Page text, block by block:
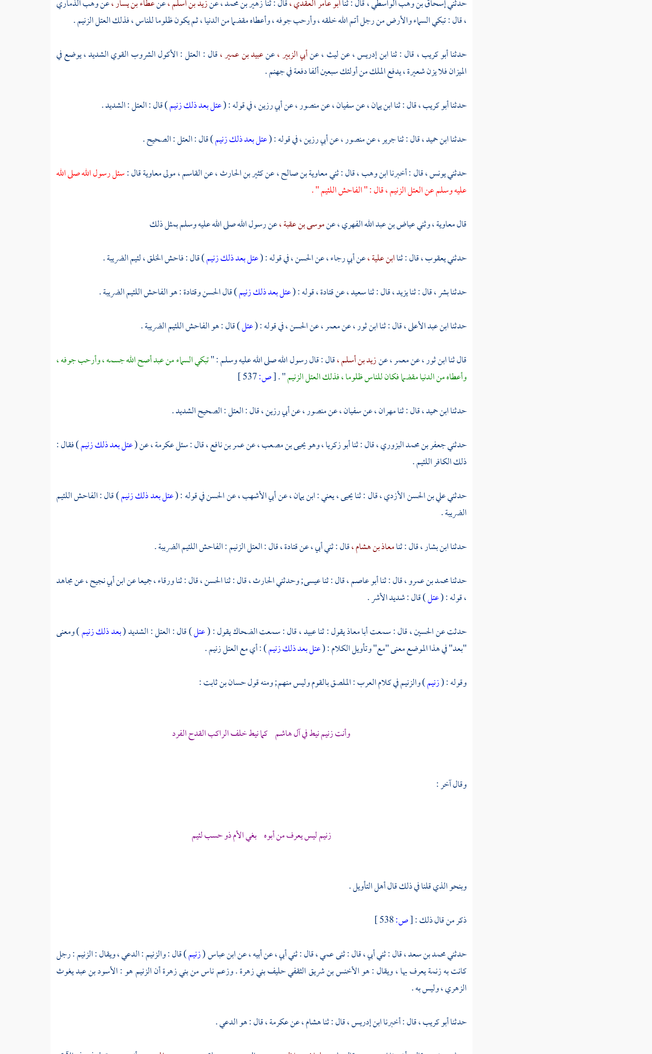
حدثنيإسحاق بن وهب الواسطي ،قال : ثناأبو عامر العقدي ،قال : ثنازهير بن محمد ،عنزيد بن أسلم ،عنعطاء بن يسار ،عنوهب الذماري
،قال : تبكي السماء والأرض من رجل أتم الله خلقه ، وأرحب جوفه ، وأعطاه مقضما من الدنيا ، ثم يكون ظلوما للناس ، فذلك العتل الزنيم .
حدثناأبو كريب ،قال : ثناابن إدريس ،عنليث ،عنأبي الزبير ،عنعبيد بن عمير ،قال : العتل : الأكول الشروب القوي الشديد ، يوضع في
الميزان فلا يزن شعيرة ، يدفع الملك من أولئك سبعين ألفا دفعة في جهنم .
حدثناأبو كريب ،قال : ثناابن يمان ،عنسفيان ،عنمنصور ،عنأبي رزين ،في قوله : (عتل بعد ذلك زنيم) قال : العتل : الشديد .
حدثناابن حميد ،قال : ثناجرير ،عنمنصور ،عنأبي رزين ،في قوله : (عتل بعد ذلك زنيم) قال : العتل : الصحيح .
حدثنييونس ،قال : أخبرناابن وهب ،قال : ثنيمعاوية بن صالح ،عنكثير بن الحارث ،عنالقاسم ، مولى معاويةقال :سئل رسول الله صلى الله
عليه وسلم عن العتل الزنيم ، قال : " الفاحش اللئيم " .
قالمعاوية ،وثنيعياض بن عبد الله الفهري ،عنموسى بن عقبة ،عن رسول الله صلى الله عليه وسلم بمثل ذلك
حدثنييعقوب ،قال : ثناابن علية ،عنأبي رجاء ،عنالحسن ،في قوله : (عتل بعد ذلك زنيم) قال : فاحش الخلق ، لئيم الضريبة .
حدثنابشر ،قال : ثنايزيد ،قال : ثناسعيد ،عنقتادة ،قوله : (عتل بعد ذلك زنيم) قالالحسنوقتادة: هو الفاحش اللئيم الضريبة .
حدثناابن عبد الأعلى ،قال : ثناابن ثور ،عنمعمر ،عنالحسن ،في قوله : (عتل) قال : هو الفاحش اللئيم الضريبة .
قال ثناابن ثور ،عنمعمر ،عنزيد بن أسلم ،قال : قال رسول الله صلى الله عليه وسلم : "تبكي السماء من عبد أصح الله جسمه ، وأرحب جوفه ،
وأعطاه من الدنيا مقضما فكان للناس ظلوما ، فذلك العتل الزنيم" .
[ص:
حدثناابن حميد ،قال : ثنامهران ،عنسفيان ،عنمنصور ،عنأبي رزين ،قال : العتل : الصحيح الشديد .
حدثنيجعفر بن محمد البزوري ،قال : ثناأبو زكريا ،وهويحيى بن مصعب ،عنعمر بن نافع ،قال : سئلعكرمة ،عن (عتل بعد ذلك زنيم) فقال :
ذلك الكافر اللئيم .
حدثنيعلي بن الحسن الأزدي ،قال : ثنايحيى ،يعني :ابن يمان ،عنأبي الأشهب ،عنالحسنفي قوله : (عتل بعد ذلك زنيم) قال : الفاحش اللئيم
الضريبة .
حدثناابن بشار ،قال : ثنامعاذ بن هشام ،قال : ثني أبي ، عنقتادة ،قال : العتل الزنيم : الفاحش اللئيم الضريبة .
حدثنامحمد بن عمرو ،قال : ثناأبو عاصم ،قال : ثناعيسى;وحدثنيالحارث ،قال : ثناالحسن ،قال : ثناورقاء ،جميعا عنابن أبي نجيح ،عنمجاهد
،قوله : (عتل) قال : شديد الأشر .
حدثت عنالحسين ،قال : سمعتأبا معاذيقول : ثناعبيد ،قال : سمعتالضحاكيقول : (عتل) قال : العتل : الشديد (بعد ذلك زنيم) ومعنى
"بعد" في هذا الموضع معنى "مع" وتأويل الكلام : (عتل بعد ذلك زنيم) : أي مع العتل زنيم .
وقوله : (زنيم) والزنيم في كلام العرب : الملصق بالقوم وليس منهم; ومنه قولحسان بن ثابت:
وأنت زنيم نيط في آل هاشم كما نيط خلف الراكب القدح الفرد
وقال آخر :
زنيم ليس يعرف من أبوه بغي الأم ذو حسب لئيم
وبنحو الذي قلنا في ذلك قال أهل التأويل .
ذكر من قال ذلك :[ص:
حدثنيمحمد بن سعد ،قال : ثني أبي ، قال : ثنى عمي ، قال : ثني أبي ، عن أبيه ، عنابن عباس(زنيم) قال : والزنيم : الدعي ، ويقال : الزنيم : رجل
كانت به زنمة يعرف بها ، ويقال : هوالأخنس بن شريق الثقفيحليفبني زهرة. وزعم ناس منبني زهرةأن الزنيم هو :الأسود بن عبد يغوث
الزهري ،وليس به .
حدثناأبو كريب ،قال : أخبرناابن إدريس ،قال : ثناهشام ،عنعكرمة ،قال : هو الدعي .